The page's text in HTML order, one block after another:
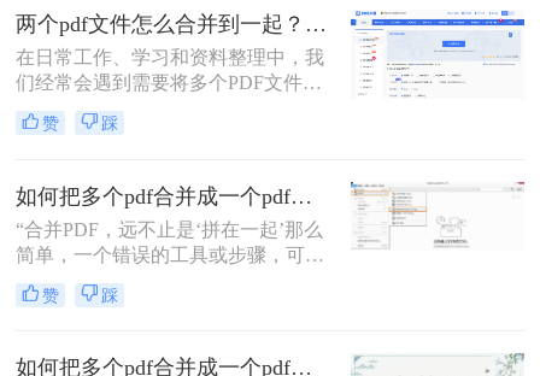
方法，帮你解决操作繁琐、安全隐忧
等核心困扰。那么多个pdf怎么合并成
一个pdf呢？本文基于真实测试和数
用技能。
两个pdf文件怎么合并到一起？一篇涵盖所有主流方法的终极指南！
在日常工作、学习和资料整理中，我
们经常会遇到需要将多个PDF文件合
并为一个的情况。无论是整合多个章
节的电子书、汇总一份报告的各个部
PDF文档，掌握高效、可靠的PDF合
并技能至关重要。市面上有许多工具
可以实现这一功能，但各有优劣。那
么两个pdf文件怎么合并到一起呢？本
文将为您详细介绍四种主流且有效的
方法，从在线工具的便捷到专业软件
求。
赞 踩
如何把多个pdf合并成一个pdf？5种高效合并方法详解！
“合并PDF，远不止是‘拼在一起’那么
简单，一个错误的工具或步骤，可能
让你精心排版的文档面目全
非。”——这是从业多年，处理过上
赞 踩
如何把多个pdf合并成一个pdf？来试试这两种高效方法！